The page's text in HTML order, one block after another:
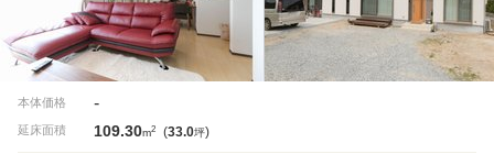
本体価格 -
延床面積 109.30m2 (33.0坪)